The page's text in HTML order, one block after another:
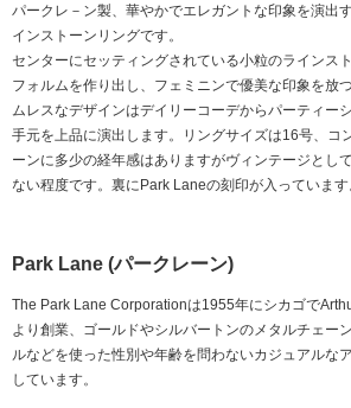
パークレ－ン製、華やかでエレガントな印象を演出
インストーンリングです。
センターにセッティングされている小粒のラインス
フォルムを作り出し、フェミニンで優美な印象を放
ムレスなデザインはデイリーコーデからパーティー
手元を上品に演出します。リングサイズは16号、コ
ーンに多少の経年感はありますがヴィンテージとし
ない程度です。裏にPark Laneの刻印が入っています
Park Lane (パークレーン)
The Park Lane Corporationは1955年にシカゴで
より創業、ゴールドやシルバートンのメタルチェー
ルなどを使った性別や年齢を問わないカジュアルな
しています。